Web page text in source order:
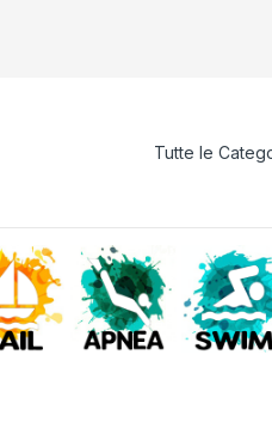
SAIL APNEA